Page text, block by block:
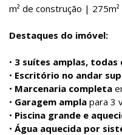
m² de construção |
Destaques do imóvel:
• 3 suítes amplas, todas
• Escritório no andar
• Marcenaria completa
• Garagem ampla para 3
• Piscina grande e
• Água aquecida por